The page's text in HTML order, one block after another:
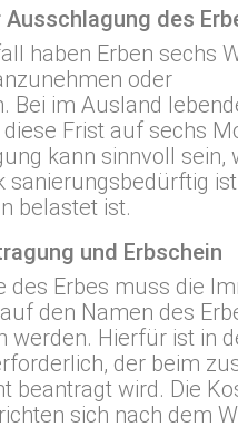
des
haben Erben sechs
oder
Bei im Ausland
Frist auf sechs
kann sinnvoll sein,
sanierungsbedürftig
belastet ist.
und Erbschein
des Erbes muss die
den Namen des
werden. Hierfür ist in
der beim
beantragt wird. Die
sich nach dem